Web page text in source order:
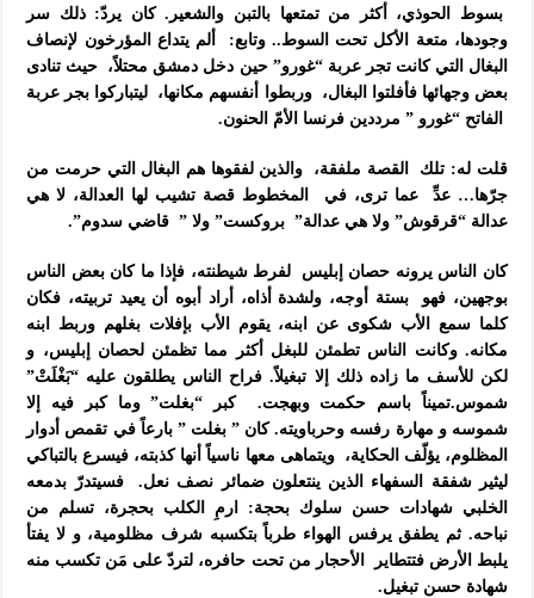
بسوط الحوذي، أكثر من تمتعها بالتبن والشعير. كان يردّ: ذلك سر
وجودها، متعة الأكل تحت السوط.. وتابع: ألم يتداع المؤرخون لإنصاف
البغال التي كانت تجر عربة “غورو” حين دخل دمشق محتلاً، حيث تنادى
بعض وجهائها فأفلتوا البغال، وربطوا أنفسهم مكانها، ليتباركوا بجر عربة
الفاتح “غورو ” مرددين فرنسا الأمّ الحنون.
قلت له: تلك القصة ملفقة، والذين لفقوها هم البغال التي حرمت من
جرّها… عدِّ عما ترى، في المخطوط قصة تشيب لها العدالة، لا هي
عدالة “قرقوش” ولا هي عدالة” بروكست” ولا ” قاضي سدوم”.
كان الناس يرونه حصان إبليس لفرط شيطنته، فإذا ما كان بعض الناس
بوجهين، فهو بستة أوجه، ولشدة أذاه، أراد أبوه أن يعيد تربيته، فكان
كلما سمع الأب شكوى عن ابنه، يقوم الأب بإفلات بغلهم وربط ابنه
مكانه. وكانت الناس تطمئن للبغل أكثر مما تظمئن لحصان إبليس، و
لكن للأسف ما زاده ذلك إلا تبغيلاً. فراح الناس يطلقون عليه “بَغْلَتْ”
شموس.تميناً باسم حكمت وبهجت. كبر “بغلت” وما كبر فيه إلا
شموسه و مهارة رفسه وحرباويته. كان ” بغلت ” بارعاً في تقمص أدوار
المظلوم، يؤلّف الحكاية، ويتماهى معها ناسياً أنها كذبته، فيسرع بالتباكي
ليثير شفقة السفهاء الذين ينتعلون ضمائر نصف نعل. فسيتدرّ بدمعه
الخلبي شهادات حسن سلوك بحجة: ارمِ الكلب بحجرة، تسلم من
نباحه. ثم يطفق يرفس الهواء طرباً بتكسبه شرف مظلومية، و لا يفتأ
يلبط الأرض فتتطاير الأحجار من تحت حافره، لتردّ على مَن تكسب منه
شهادة حسن تبغيل.